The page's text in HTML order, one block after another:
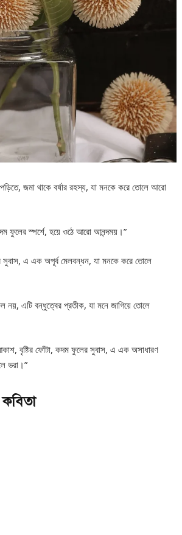
জমা থাকে বর্ষার রহস্য, যা মনকে করে তোলে আরো
ফুলের স্পর্শে, হয়ে ওঠে আরো আনন্দময়।”
সুবাস, এ এক অপূর্ব মেলবন্ধন, যা মনকে করে তোলে
এটি বন্ধুত্বের প্রতীক, যা মনে জাগিয়ে তোলে
আকাশ, বৃষ্টির ফোঁটা, কদম ফুলের সুবাস, এ এক অসাধারণ
ভরা।”